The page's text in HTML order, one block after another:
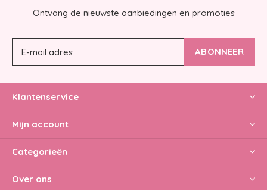
Ontvang de nieuwste aanbiedingen en promoties
ABONNEER
Klantenservice
Mijn account
Categorieën
Over ons